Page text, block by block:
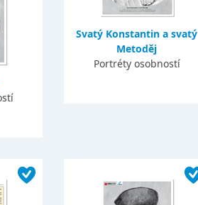
Svatý Konstantin a svatý
Metoděj
Portréty osobností